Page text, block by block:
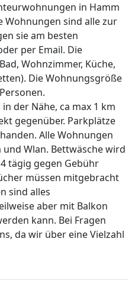
in Hamm
Wohnungen sind alle zur
sie am besten
per Email. Die
Wohnzimmer, Küche,
Die Wohnungsgröße
der Nähe, ca max 1 km
gegenüber. Parkplätze
Alle Wohnungen
Wlan. Bettwäsche wird
tägig gegen Gebühr
müssen mitgebracht
sind alles
aber mit Balkon
kann. Bei Fragen
da wir über eine Vielzahl